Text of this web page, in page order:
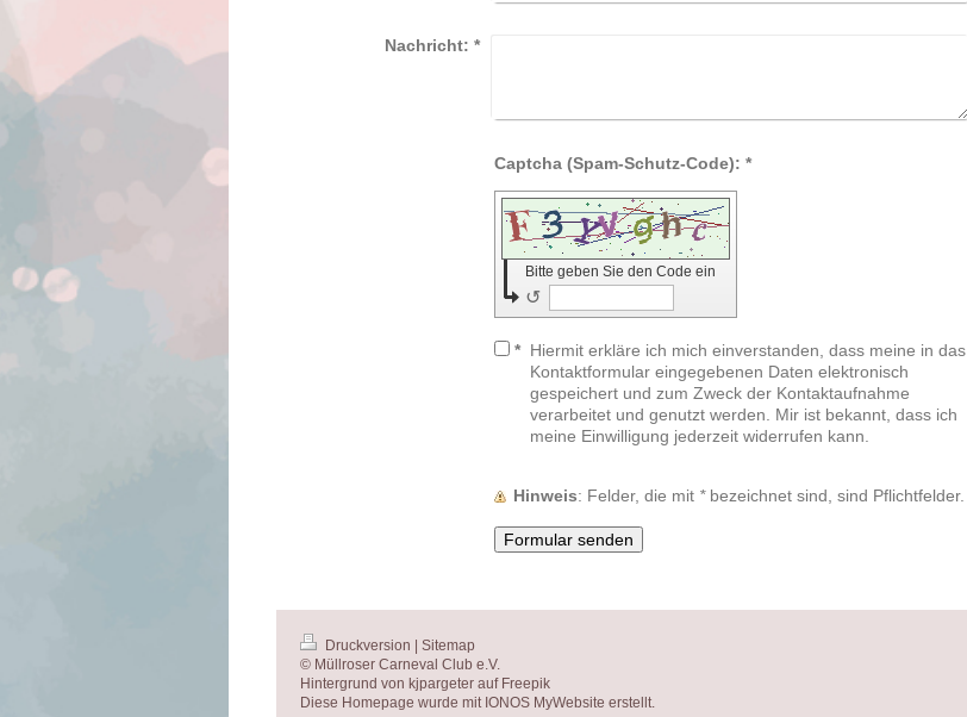
Nachricht: *
Captcha (Spam-Schutz-Code): *
Bitte geben Sie den Code ein
↺
* Hiermit erkläre ich mich einverstanden, dass meine in das
Kontaktformular eingegebenen Daten elektronisch
gespeichert und zum Zweck der Kontaktaufnahme
verarbeitet und genutzt werden. Mir ist bekannt, dass ich
meine Einwilligung jederzeit widerrufen kann.
Hinweis : Felder, die mit *bezeichnet sind, sind Pflichtfelder.
Druckversion
Sitemap
© Müllroser Carneval Club e.V.
Hintergrund von kjpargeter auf Freepik
Diese Homepage wurde mit IONOS MyWebsite erstellt.